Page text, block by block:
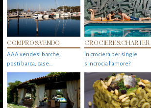
COMPRO&VENDO
AAA vendesi barche,
posti barca, case…
CROCIERE&CHARTER
In crociera per single
s'incrocia l’amore?